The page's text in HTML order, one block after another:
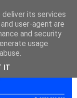
its services
user-agent are
and security
usage
IT